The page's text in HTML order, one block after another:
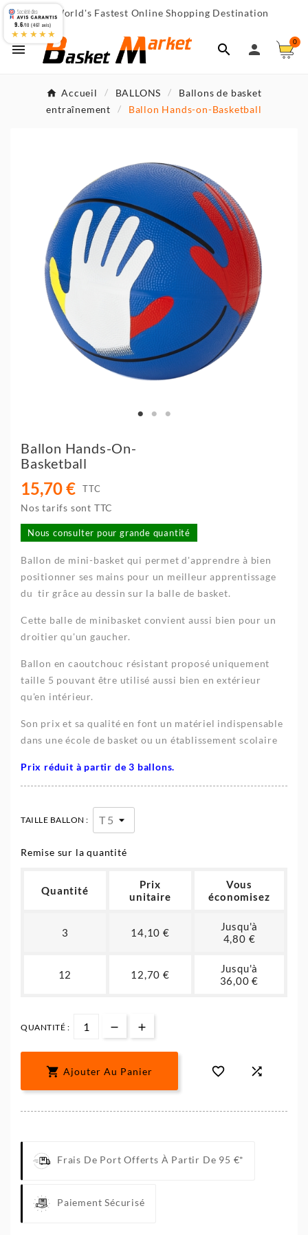
 World's Fastest Online Shopping Destination
  
0
Accueil BALLONS
Ballons de basket
entraînement
Ballon Hands-on-Basketball
Ballon Hands-On-
Basketball
15,70 € TTC
Nos tarifs sont TTC
Nous consulter pour grande quantité
Ballon de mini-basket qui permet d'apprendre à bien
positionner ses mains pour un meilleur apprentissage
du tir grâce au dessin sur la balle de basket.
Cette balle de minibasket convient aussi bien pour un
droitier qu'un gaucher.
Ballon en caoutchouc résistant proposé uniquement
taille 5 pouvant être utilisé aussi bien en extérieur
qu'en intérieur.
Son prix et sa qualité en font un matériel indispensable
dans une école de basket ou un établissement scolaire
Prix réduit à partir de 3 ballons.
TAILLE BALLON :
Remise sur la quantité
Quantité
Prix
unitaire
Vous
économisez
3 14,10 €
Jusqu'à
4,80 €
12 12,70 €
Jusqu'à
36,00 €
QUANTITÉ :
 Ajouter Au Panier  
Frais De Port Offerts À Partir De 95 €*
Paiement Sécurisé
9.6/10 (467 avis)
★★★★★